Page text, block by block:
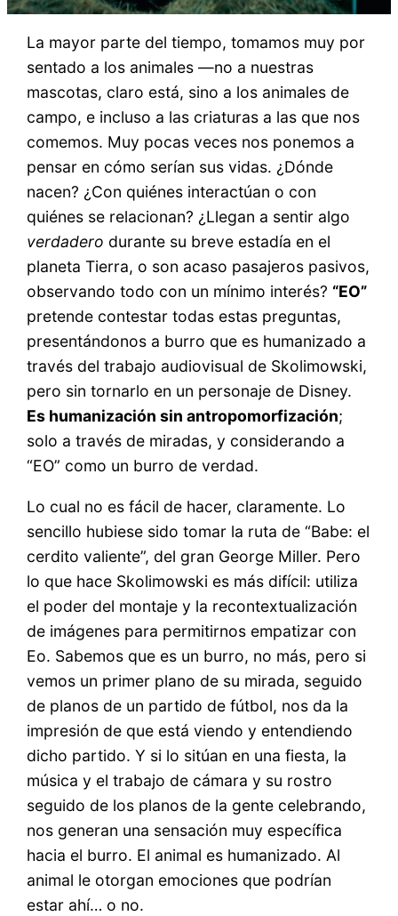
La mayor parte del tiempo, tomamos muy por
sentado a los animales —no a nuestras
mascotas, claro está, sino a los animales de
campo, e incluso a las criaturas a las que nos
comemos. Muy pocas veces nos ponemos a
pensar en cómo serían sus vidas. ¿Dónde
nacen? ¿Con quiénes interactúan o con
quiénes se relacionan? ¿Llegan a sentir algo
verdadero durante su breve estadía en el
planeta Tierra, o son acaso pasajeros pasivos,
observando todo con un mínimo interés? “EO”
pretende contestar todas estas preguntas,
presentándonos a burro que es humanizado a
través del trabajo audiovisual de Skolimowski,
pero sin tornarlo en un personaje de Disney.
Es humanización sin antropomorfización;
solo a través de miradas, y considerando a
“EO” como un burro de verdad.
Lo cual no es fácil de hacer, claramente. Lo
sencillo hubiese sido tomar la ruta de “Babe: el
cerdito valiente”, del gran George Miller. Pero
lo que hace Skolimowski es más difícil: utiliza
el poder del montaje y la recontextualización
de imágenes para permitirnos empatizar con
Eo. Sabemos que es un burro, no más, pero si
vemos un primer plano de su mirada, seguido
de planos de un partido de fútbol, nos da la
impresión de que está viendo y entendiendo
dicho partido. Y si lo sitúan en una fiesta, la
música y el trabajo de cámara y su rostro
seguido de los planos de la gente celebrando,
nos generan una sensación muy específica
hacia el burro. El animal es humanizado. Al
animal le otorgan emociones que podrían
estar ahí… o no.